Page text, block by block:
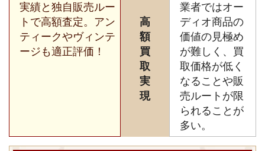
実績と独自販売ルー
トで高額査定。アン
ティークやヴィンテ
ージも適正評価！
高
額
買
取
実
現
業者ではオー
ディオ商品の
価値の見極め
が難しく、買
取価格が低く
なることや販
売ルートが限
られることが
多い。